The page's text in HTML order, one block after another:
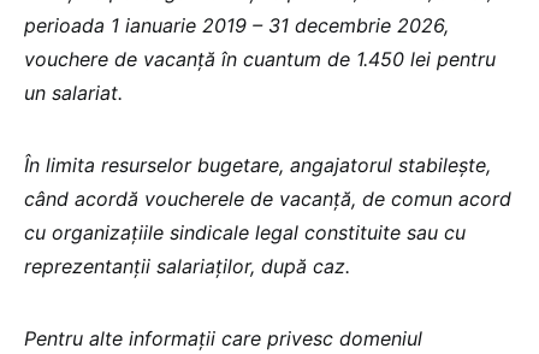
perioada 1 ianuarie 2019 – 31 decembrie 2026,
vouchere de vacanţă în cuantum de 1.450 lei pentru
un salariat.
În limita resurselor bugetare, angajatorul stabileşte,
când acordă voucherele de vacanţă, de comun acord
cu organizaţiile sindicale legal constituite sau cu
reprezentanţii salariaţilor, după caz.
Pentru alte informații care privesc domeniul